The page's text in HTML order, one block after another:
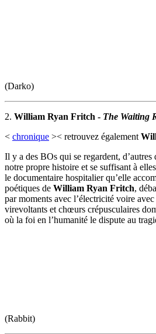
(Darko)
2. William Ryan Fritch - The Waiting
< chronique >< retrouvez également
Il y a des BOs qui se regardent,
notre propre histoire et se suffisant à
le documentaire hospitalier qu’elle
poétiques de William Ryan Fritch,
par moments avec l’électricité voire
virevoltants et chœurs crépusculaires
où la foi en l’humanité le dispute au
(Rabbit)